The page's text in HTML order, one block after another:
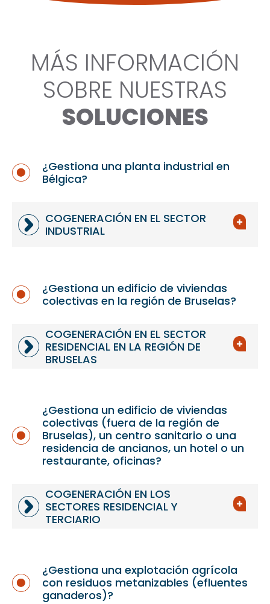
MÁS INFORMACIÓN
SOBRE NUESTRAS
SOLUCIONES
¿Gestiona una planta industrial en
Bélgica?
COGENERACIÓN EN EL SECTOR
INDUSTRIAL
¿Gestiona un edificio de viviendas
colectivas en la región de Bruselas?
COGENERACIÓN EN EL SECTOR
RESIDENCIAL EN LA REGIÓN DE
BRUSELAS
¿Gestiona un edificio de viviendas
colectivas (fuera de la región de
Bruselas), un centro sanitario o una
residencia de ancianos, un hotel o un
restaurante, oficinas?
COGENERACIÓN EN LOS
SECTORES RESIDENCIAL Y
TERCIARIO
¿Gestiona una explotación agrícola
con residuos metanizables (efluentes
ganaderos)?